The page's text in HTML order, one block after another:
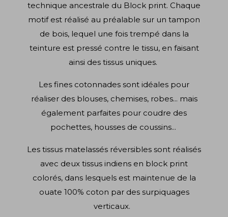
technique ancestrale du Block print. Chaque
motif est réalisé au préalable sur un tampon
de bois, lequel une fois trempé dans la
teinture est pressé contre le tissu, en faisant
ainsi des tissus uniques.
Les fines cotonnades sont idéales pour
réaliser des blouses, chemises, robes... mais
également parfaites pour coudre des
pochettes, housses de coussins...
Les tissus matelassés réversibles sont réalisés
avec deux tissus indiens en block print
colorés, dans lesquels est maintenue de la
ouate 100% coton par des surpiquages
verticaux.